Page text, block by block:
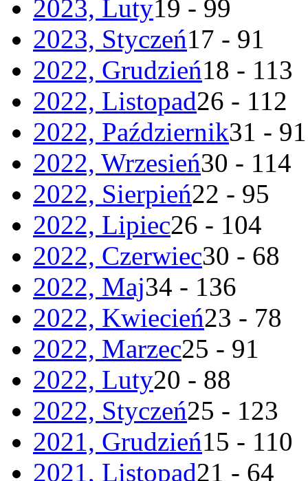
2023, Luty19 - 99
2023, Styczeń17 - 91
2022, Grudzień18 - 113
2022, Listopad26 - 112
2022, Październik31 - 91
2022, Wrzesień30 - 114
2022, Sierpień22 - 95
2022, Lipiec26 - 104
2022, Czerwiec30 - 68
2022, Maj34 - 136
2022, Kwiecień23 - 78
2022, Marzec25 - 91
2022, Luty20 - 88
2022, Styczeń25 - 123
2021, Grudzień15 - 110
2021, Listopad21 - 64